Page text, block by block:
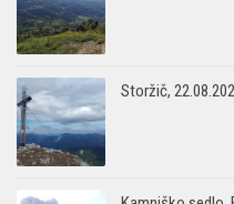
Storžič,